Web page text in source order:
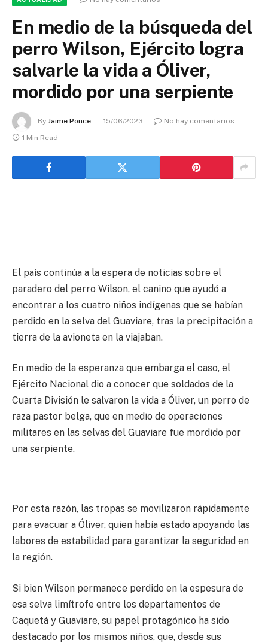
En medio de la búsqueda del
perro Wilson, Ejército logra
salvarle la vida a Óliver,
mordido por una serpiente
By Jaime Ponce 15/06/2023
No hay comentarios
1 Min Read
El país continúa a la espera de noticias sobre el
paradero del perro Wilson, el canino que ayudó a
encontrar a los cuatro niños indígenas que se habían
perdido en la selva del Guaviare, tras la precipitación a
tierra de la avioneta en la viajaban.
En medio de la esperanza que embarga el caso, el
Ejército Nacional dio a conocer que soldados de la
Cuarta División le salvaron la vida a Óliver, un perro de
raza pastor belga, que en medio de operaciones
militares en las selvas del Guaviare fue mordido por
una serpiente.
Por esta razón, las tropas se movilizaron rápidamente
para evacuar a Óliver, quien había estado apoyando las
labores de estabilidad para garantizar la seguridad en
la región.
Si bien Wilson permanece perdido en la espesura de
esa selva limítrofe entre los departamentos de
Caquetá y Guaviare, su papel protagónico ha sido
destacado por los mismos niños, que, desde sus